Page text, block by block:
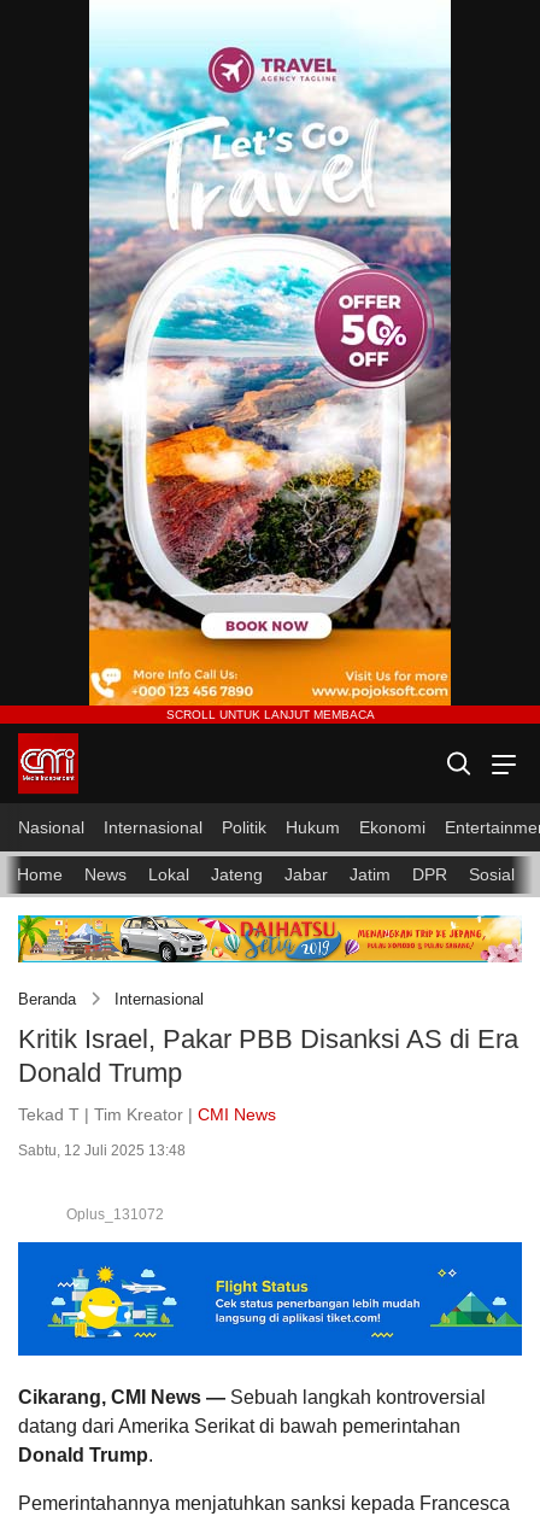
Nasional Internasional Politik Hukum Ekonomi
Home News Lokal Jateng Jabar Jatim DPR Sosial
Beranda Internasional
Kritik Israel, Pakar PBB Disanksi AS di Era
Donald Trump
Tekad T | Tim Kreator | CMI News
Sabtu, 12 Juli 2025 13:48
Oplus_131072
Cikarang, CMI News — Sebuah langkah kontroversial
datang dari Amerika Serikat di bawah pemerintahan
Donald Trump.
Pemerintahannya menjatuhkan sanksi kepada Francesca